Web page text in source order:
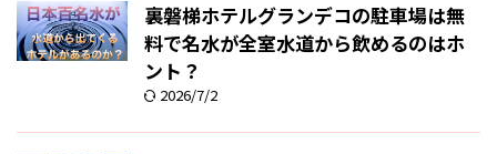
裏磐梯ホテルグランデコの駐車場は無
料で名水が全室水道から飲めるのはホ
ント？
2026/7/2